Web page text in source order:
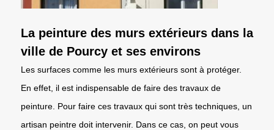
La peinture des murs extérieurs dans la
ville de Pourcy et ses environs
Les surfaces comme les murs extérieurs sont à protéger.
En effet, il est indispensable de faire des travaux de
peinture. Pour faire ces travaux qui sont très techniques, un
artisan peintre doit intervenir. Dans ce cas, on peut vous